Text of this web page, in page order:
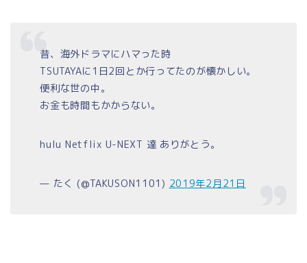
昔、海外ドラマにハマった時
TSUTAYAに1日2回とか行ってたのが懐かしい。
便利な世の中。
お金も時間もかからない。
hulu Netflix U-NEXT 達 ありがとう。
— たく (@TAKUSON1101) 2019年2月21日